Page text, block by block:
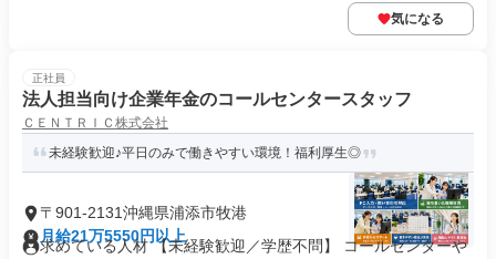
気になる
正社員
法人担当向け企業年金のコールセンタースタッフ
ＣＥＮＴＲＩＣ株式会社
未経験歓迎♪平日のみで働きやすい環境！福利厚生◎
〒901-2131沖縄県浦添市牧港
月給21万5550円以上
求めている人材 【未経験歓迎／学歴不問】 コールセンターや